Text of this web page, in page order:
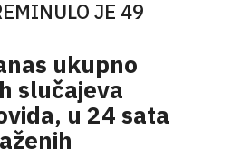
JE 49
ukupno
slučajeva
u 24 sata